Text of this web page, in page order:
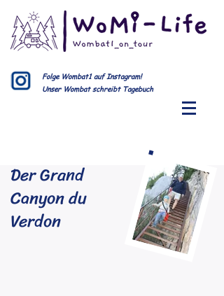
Folge Wombat1 auf Instagram!
Unser Wombat schreibt Tagebuch
Der Grand
Canyon du
Verdon